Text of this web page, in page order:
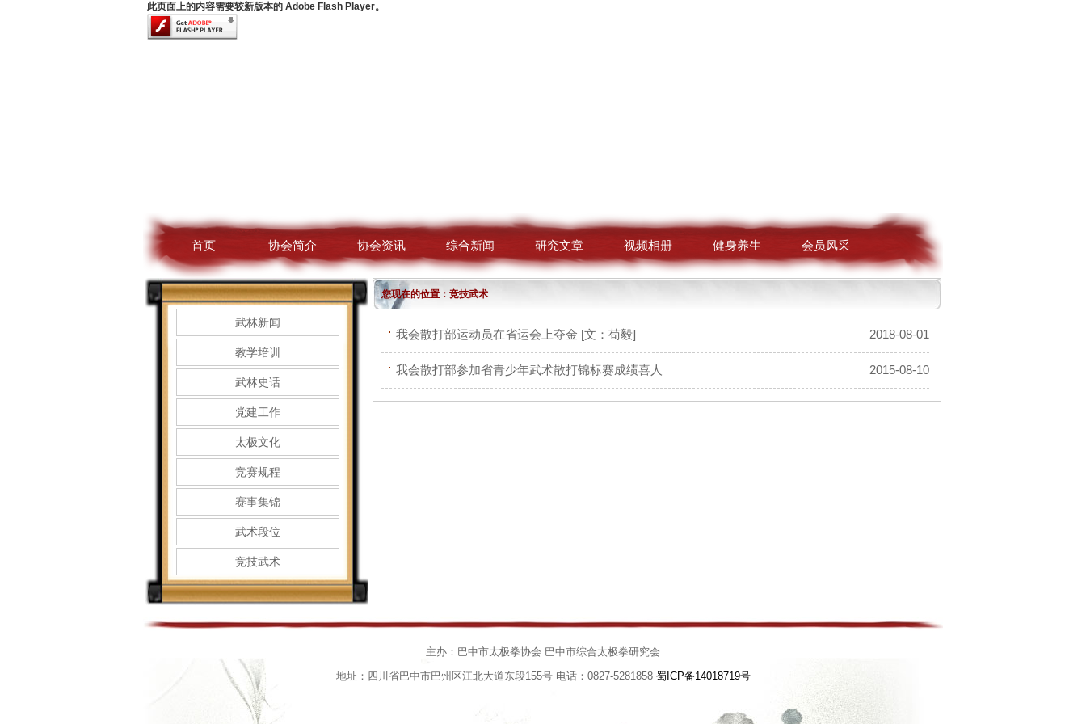
此页面上的内容需要较新版本的 Adobe Flash Player。
首页 协会简介 协会资讯 综合新闻 研究文章 视频相册 健身养生 会员风采
武林新闻
教学培训
武林史话
党建工作
太极文化
竞赛规程
赛事集锦
武术段位
竞技武术
您现在的位置：竞技武术
2018-08-01
我会散打部运动员在省运会上夺金 [文：苟毅]
2015-08-10
我会散打部参加省青少年武术散打锦标赛成绩喜人
主办：巴中市太极拳协会 巴中市综合太极拳研究会
地址：四川省巴中市巴州区江北大道东段155号 电话：0827-5281858 蜀ICP备14018719号